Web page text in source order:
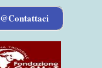
@Contattaci